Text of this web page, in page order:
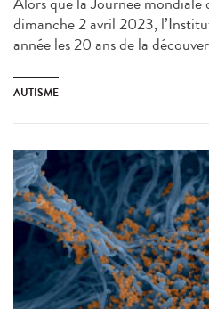
dimanche 2 avril 2023,
année les 20 ans de la
AUTISME